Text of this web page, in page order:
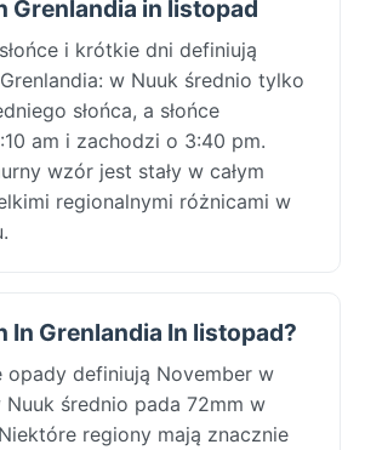
Grenlandia in listopad
i krótkie dni definiują
w Nuuk średnio tylko
słońca, a słońce
am i zachodzi o 3:40 pm.
wzór jest stały w całym
regionalnymi różnicami w
In Grenlandia In listopad?
opady definiują November w
Nuuk średnio pada 72mm w
regiony mają znacznie